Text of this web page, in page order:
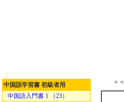
中国語学習書 初級者用
中国語入門書 1 （23）
＜＜